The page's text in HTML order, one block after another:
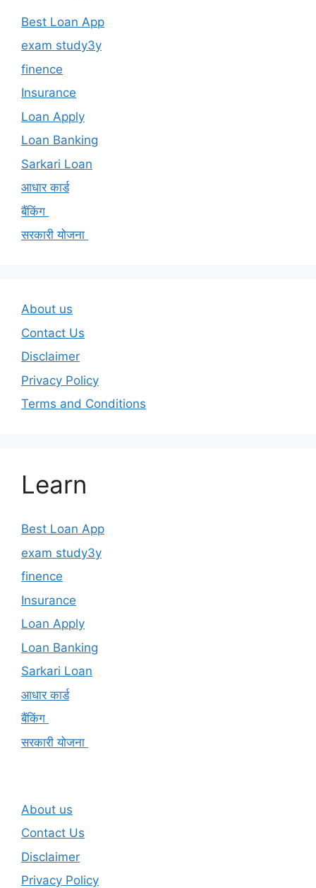
Best Loan App
exam study3y
finence
Insurance
Loan Apply
Loan Banking
Sarkari Loan
आधार कार्ड
बैंकिंग
सरकारी योजना
About us
Contact Us
Disclaimer
Privacy Policy
Terms and Conditions
Learn
Best Loan App
exam study3y
finence
Insurance
Loan Apply
Loan Banking
Sarkari Loan
आधार कार्ड
बैंकिंग
सरकारी योजना
About us
Contact Us
Disclaimer
Privacy Policy